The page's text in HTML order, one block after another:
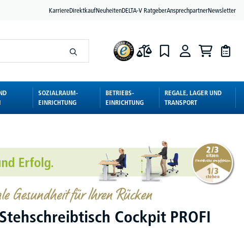
KarriereDirektkaufNeuheitenDELTA-V RatgeberAnsprechpartnerNewsletter
SOZIALRAUM-
EINRICHTUNG
BETRIEBS-
EINRICHTUNG
REGALE, LAGER UND
TRANSPORT
Gesundheit für Ihren Rücken
Cockpit PROFI